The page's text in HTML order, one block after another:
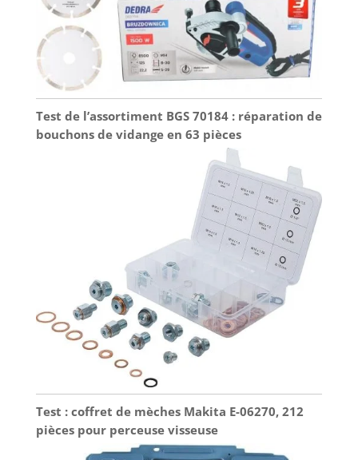
Test de l’assortiment BGS 70184 : réparation de
bouchons de vidange en 63 pièces
Test : coffret de mèches Makita E-06270, 212
pièces pour perceuse visseuse